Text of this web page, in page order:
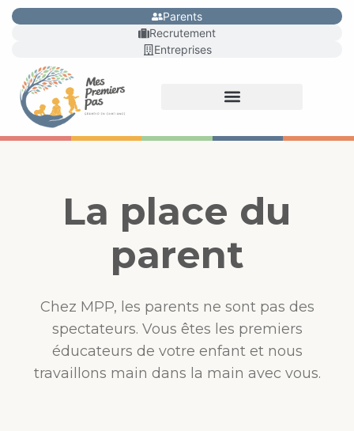
Parents
Recrutement
Entreprises
La place du
parent
Chez MPP, les parents ne sont pas des
spectateurs. Vous êtes les premiers
éducateurs de votre enfant et nous
travaillons main dans la main avec vous.